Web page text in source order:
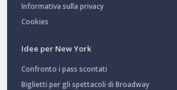
Informativa sulla privacy
Cookies
Idee per New York
Confronto i pass scontati
Biglietti per gli spettacoli di Broadway